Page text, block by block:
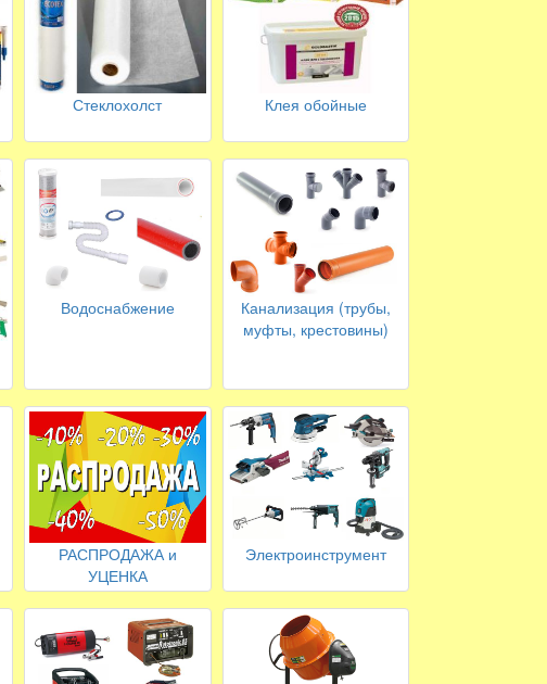
Стеклохолст Клея обойные
Водоснабжение
Канализация (трубы,
муфты, крестовины)
РАСПРОДАЖА и
УЦЕНКА
Электроинструмент